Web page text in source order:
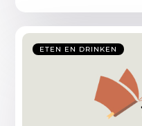
ETEN EN DRINKEN